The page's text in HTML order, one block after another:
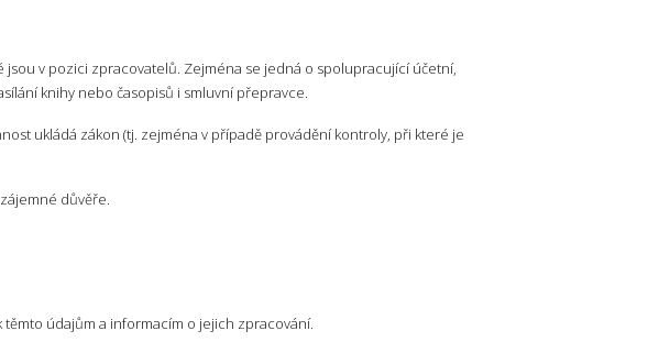
v pozici zpracovatelů. Zejména se jedná o spolupracující účetní,
knihy nebo časopisů i smluvní přepravce.
ukládá zákon (tj. zejména v případě provádění kontroly, při které je
důvěře.
údajům a informacím o jejich zpracování.